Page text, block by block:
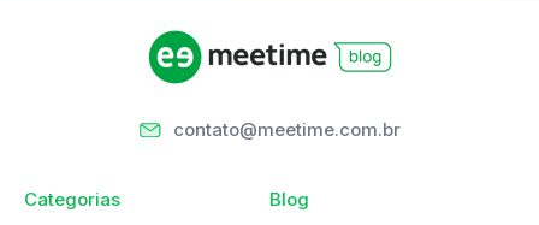
contato@meetime.com.br
Categorias Blog